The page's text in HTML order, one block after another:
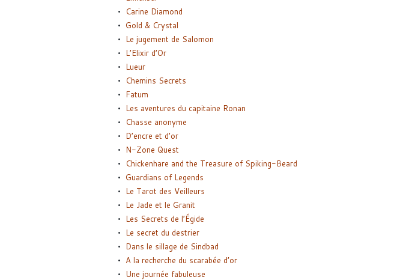
Carine Diamond
Gold & Crystal
Le jugement de Salomon
L’Elixir d’Or
Lueur
Chemins Secrets
Fatum
Les aventures du capitaine Ronan
Chasse anonyme
D’encre et d’or
N-Zone Quest
Chickenhare and the Treasure of Spiking-Beard
Guardians of Legends
Le Tarot des Veilleurs
Le Jade et le Granit
Les Secrets de l’Égide
Le secret du destrier
Dans le sillage de Sindbad
A la recherche du scarabée d’or
Une journée fabuleuse